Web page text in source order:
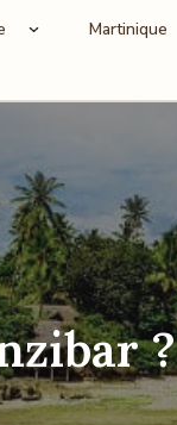
Martinique
?